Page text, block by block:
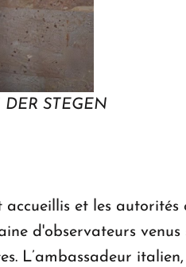
STEGEN
et les autorités
d'observateurs venus
L’ambassadeur